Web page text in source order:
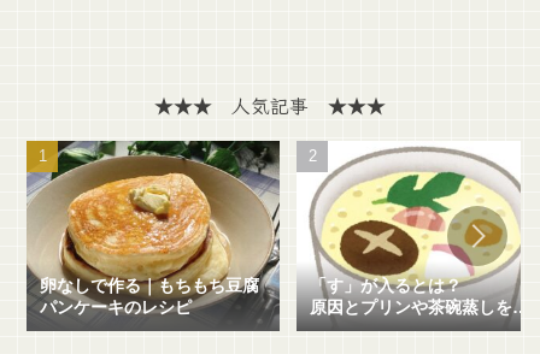
★★★ 人気記事 ★★★
卵なしで作る｜もちもち豆腐
パンケーキのレシピ
「す」が入るとは？
原因とプリンや茶碗蒸しを失
敗せずに作る方法を解説！